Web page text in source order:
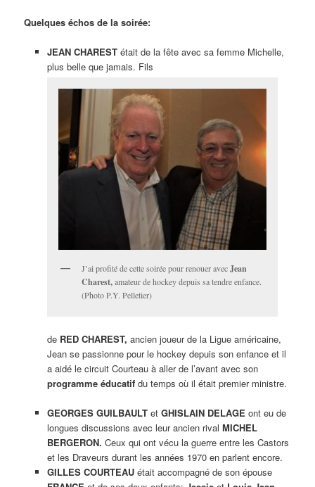
Quelques échos de la soirée:
JEAN CHARESTétait de la fête avec sa femme Michelle,
plus belle que jamais. Fils
J’ai profité de cette soirée pour renouer avecJean
Charest,amateur de hockey depuis sa tendre enfance.
(Photo P.Y. Pelletier)
de RED CHAREST, ancien joueur de la Ligue américaine,
Jean se passionne pour le hockey depuis son enfance et il
a aidé le circuit Courteau à aller de l’avant avec son
programme éducatifdu temps où il était premier ministre.
GEORGES GUILBAULTet GHISLAIN DELAGE ont eu de
longues discussions avec leur ancien rival MICHEL
BERGERON. Ceux qui ont vécu la guerre entre les Castors
et les Draveurs durant les années 1970 en parlent encore.
GILLES COURTEAUétait accompagné de son épouse